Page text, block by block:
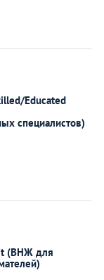
Educated
специалистов)
(ВНЖ для